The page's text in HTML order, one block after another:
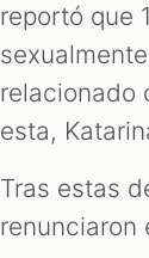
reportó que
relacionado
esta,
Tras estas
renunciaron